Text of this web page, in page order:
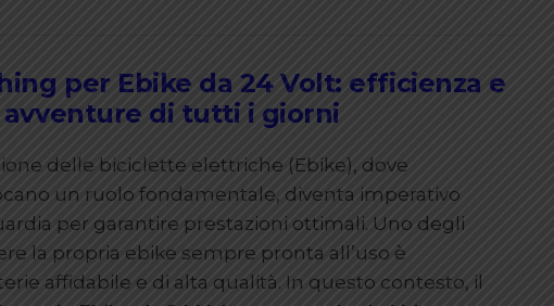
per Ebike da 24 Volt: efficienza e
di tutti i giorni
delle biciclette elettriche (Ebike), dove
un ruolo fondamentale, diventa imperativo
per garantire prestazioni ottimali. Uno degli
la propria ebike sempre pronta all’uso è
affidabile e di alta qualità. In questo contesto, il